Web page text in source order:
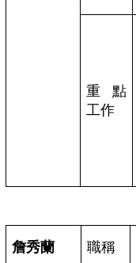
重點
工作
詹秀蘭 職稱